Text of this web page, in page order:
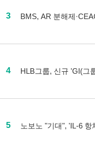
3 BMS, AR 분해제
4 HLB그룹, 신규 'GI(그
5 노보노 "기대", 'IL-6